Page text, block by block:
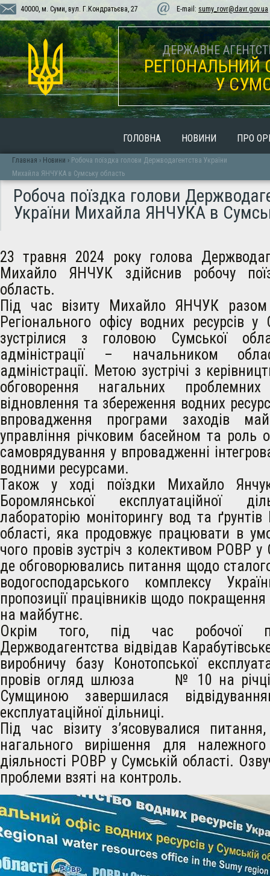
40000, м. Суми, вул. Г.Кондратьєва, 27 E-mail: sumy_rovr@davr.gov.ua
ДЕРЖАВНЕ
РЕГІОНАЛЬНИЙ
У
ГОЛОВНА НОВИНИ ПРО
Главная › Новини › Робоча поїздка голови Держводагентства України
Михайла ЯНЧУКА в Сумську область
Робоча поїздка голови
України Михайла ЯНЧУКА в
23 травня 2024 року голова
Михайло ЯНЧУК здійснив робочу
область.
Під час візиту Михайло ЯНЧУК
Регіонального офісу водних ресурсів у
зустрілися з головою Сумської
адміністрації – начальником
адміністрації. Метою зустрічі з
обговорення нагальних
відновлення та збереження водних
впровадження програми заходів
управління річковим басейном та роль
самоврядування у впровадженні
водними ресурсами.
Також у ході поїздки Михайло
Боромлянської експлуатаційної
лабораторію моніторингу вод та
області, яка продовжує працювати в
чого провів зустріч з колективом РОВР у
де обговорювались питання щодо
водогосподарського комплексу
пропозиції працівників щодо
на майбутнє.
Окрім того, під час робочої
Держводагентства відвідав
виробничу базу Конотопської
провів огляд шлюза № 10 на річці
Сумщиною завершилася
експлуатаційної дільниці.
Під час візиту з’ясовувалися
нагального вирішення для належного
діяльності РОВР у Сумській області.
проблеми взяті на контроль.